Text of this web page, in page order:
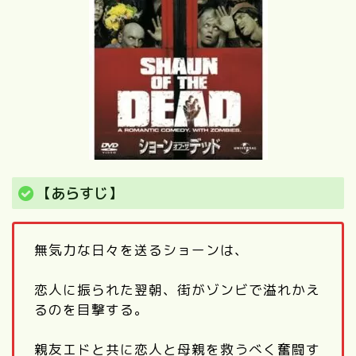
【あらすじ】
無気力な日々を送るショーンは、
恋人に振られた翌朝、街がゾンビで溢れかえ
るのを目撃する。
親友エドと共に恋人と母親を救うべく奮闘す